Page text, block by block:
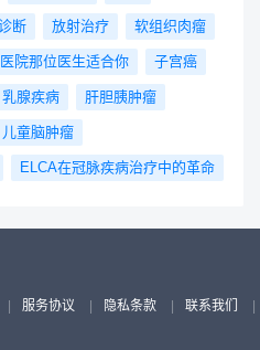
断 放射治疗 软组织肉瘤
院那位医生适合你 子宫癌
乳腺疾病 肝胆胰肿瘤
儿童脑肿瘤
ELCA在冠脉疾病治疗中的革命
| 服务协议 | 隐私条款 | 联系我们
|